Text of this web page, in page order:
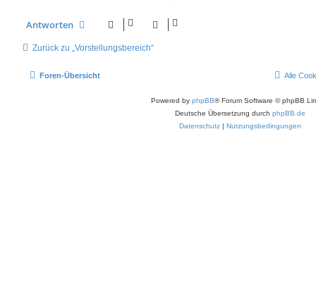
Antworten
Zurück zu „Vorstellungsbereich“
Foren-Übersicht Alle
Powered by phpBB® Forum Software © phpBB
Deutsche Übersetzung durch phpBB.de
Datenschutz | Nutzungsbedingungen